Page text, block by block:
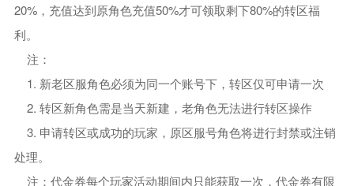
20%，充值达到原角色充值50%才可领取剩下80%的转区福
利。
注：
1. 新老区服角色必须为同一个账号下，转区仅可申请一次
2. 转区新角色需是当天新建，老角色无法进行转区操作
3. 申请转区或成功的玩家，原区服号角色将进行封禁或注销
处理。
注：代金券每个玩家活动期间内只能获取一次，代金券有限